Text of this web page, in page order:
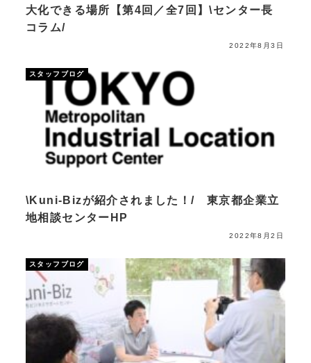
大化できる場所【第4回／全7回】\センター長
コラム/
2022年8月3日
スタッフブログ
\Kuni-Bizが紹介されました！/ 東京都企業立
地相談センターHP
2022年8月2日
スタッフブログ